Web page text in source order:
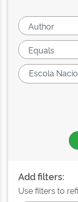
Add filters:
Use filters to